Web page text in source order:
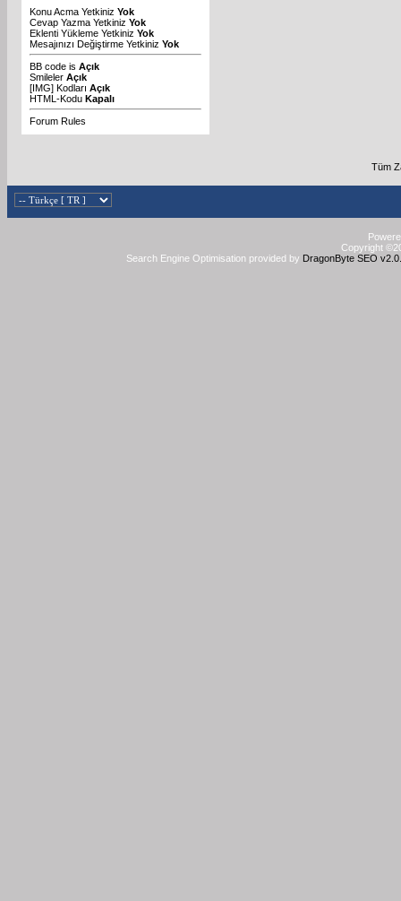
Konu Acma Yetkiniz Yok
Cevap Yazma Yetkiniz Yok
Eklenti Yükleme Yetkiniz Yok
Mesajınızı Değiştirme Yetkiniz Yok
BB code is Açık
Smileler Açık
[IMG] Kodları Açık
HTML-Kodu Kapalı
Forum Rules
Tüm
Copyright
Search Engine Optimisation provided by DragonByte SEO